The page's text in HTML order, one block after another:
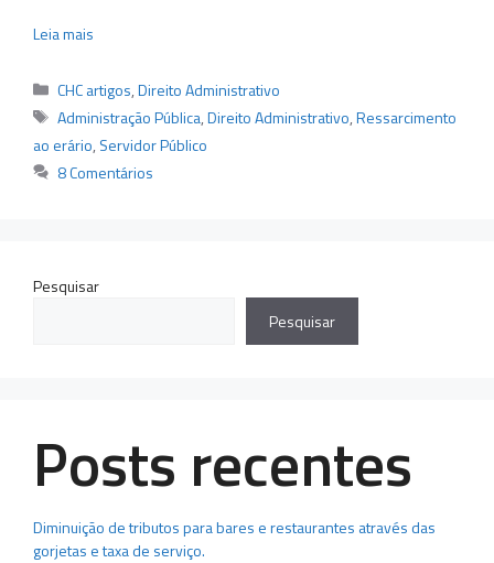
Leia mais
Categorias
CHC artigos,Direito Administrativo
Tags
Administração Pública,Direito Administrativo,Ressarcimento
ao erário, Servidor Público
8 Comentários
Pesquisar
Pesquisar
Posts recentes
Diminuição de tributos para bares e restaurantes através das
gorjetas e taxa de serviço.